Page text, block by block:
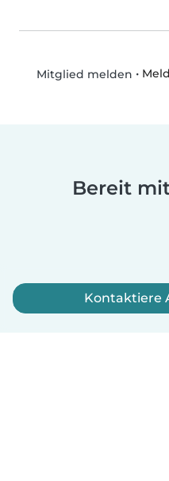
Mitglied melden •
Bereit
Kontaktiere